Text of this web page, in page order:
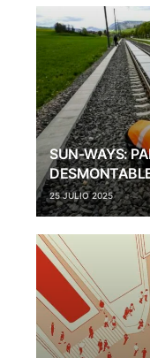
SUN-WAYS:
25 JULIO 2025